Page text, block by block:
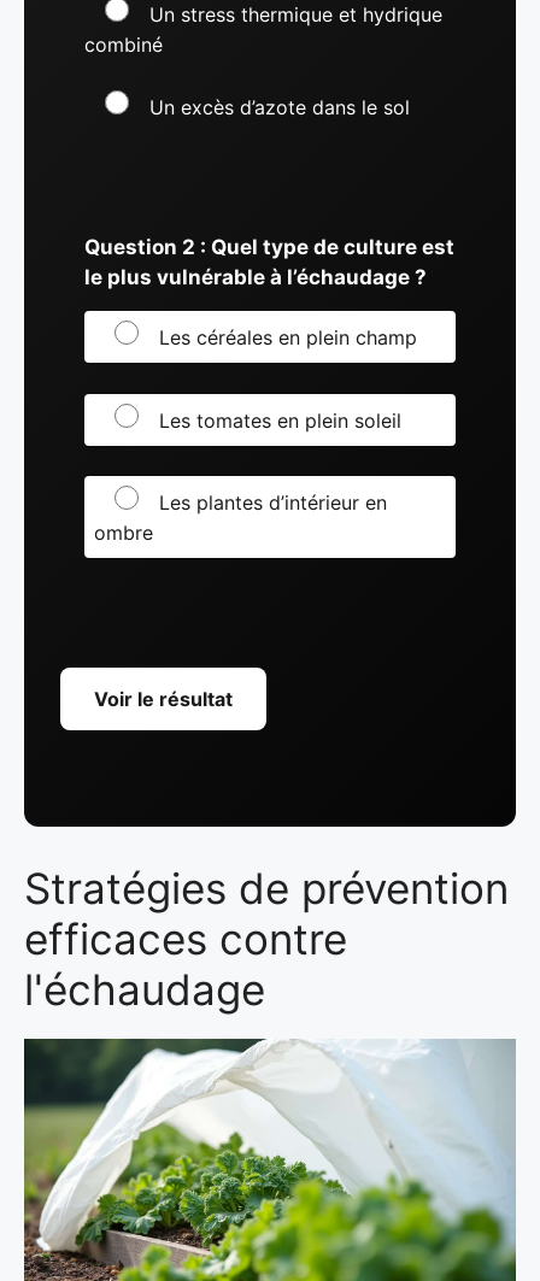
Un stress thermique et hydrique
combiné
Un excès d’azote dans le sol
Question 2 : Quel type de culture est
le plus vulnérable à l’échaudage ?
Les céréales en plein champ
Les tomates en plein soleil
Les plantes d’intérieur en
ombre
Voir le résultat
Stratégies de prévention
efficaces contre
l'échaudage